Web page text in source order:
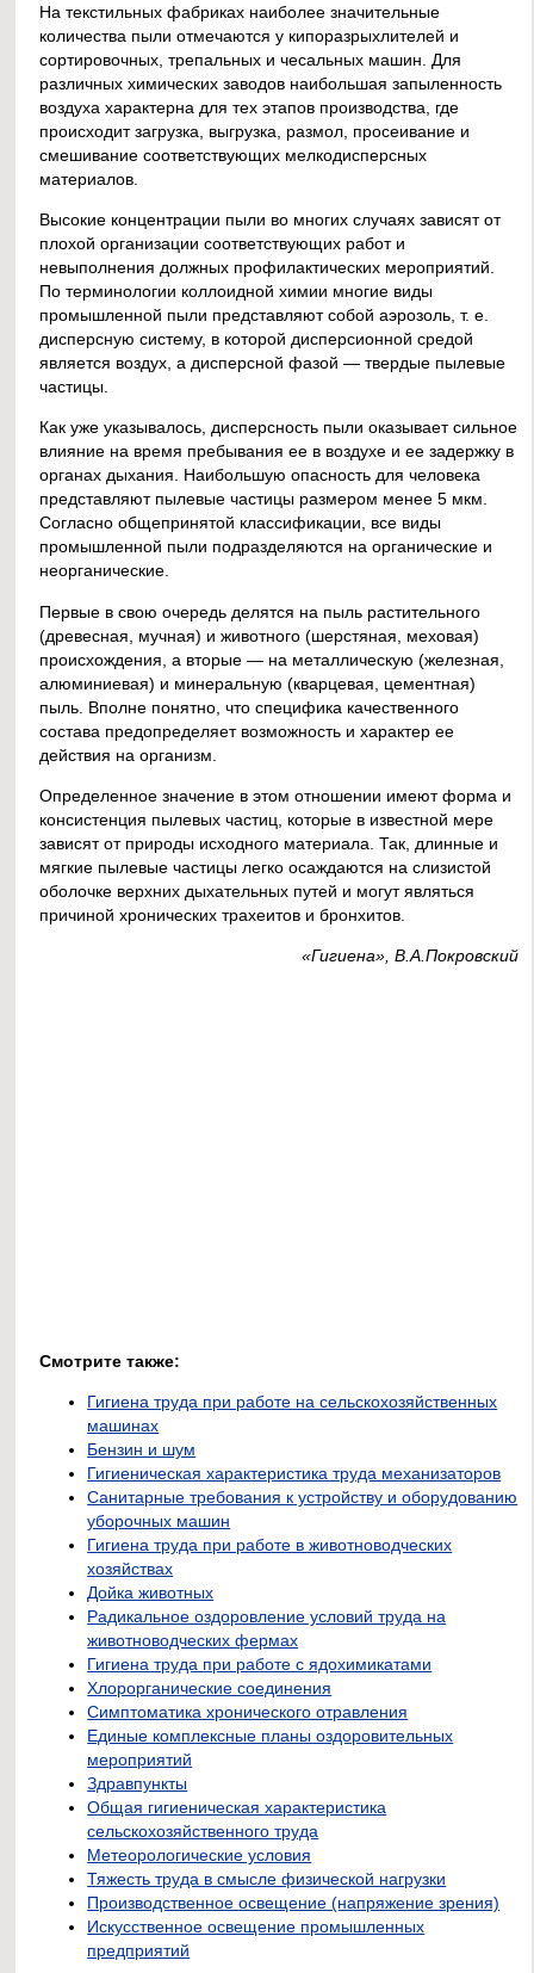
На текстильных фабриках наиболее значительные
количества пыли отмечаются у кипоразрыхлителей и
сортировочных, трепальных и чесальных машин. Для
различных химических заводов наибольшая запыленность
воздуха характерна для тех этапов производства, где
происходит загрузка, выгрузка, размол, просеивание и
смешивание соответствующих мелкодисперсных
материалов.
Высокие концентрации пыли во многих случаях зависят от
плохой организации соответствующих работ и
невыполнения должных профилактических мероприятий.
По терминологии коллоидной химии многие виды
промышленной пыли представляют собой аэрозоль, т. е.
дисперсную систему, в которой дисперсионной средой
является воздух, а дисперсной фазой — твердые пылевые
частицы.
Как уже указывалось, дисперсность пыли оказывает сильное
влияние на время пребывания ее в воздухе и ее задержку в
органах дыхания. Наибольшую опасность для человека
представляют пылевые частицы размером менее 5 мкм.
Согласно общепринятой классификации, все виды
промышленной пыли подразделяются на органические и
неорганические.
Первые в свою очередь делятся на пыль растительного
(древесная, мучная) и животного (шерстяная, меховая)
происхождения, а вторые — на металлическую (железная,
алюминиевая) и минеральную (кварцевая, цементная)
пыль. Вполне понятно, что специфика качественного
состава предопределяет возможность и характер ее
действия на организм.
Определенное значение в этом отношении имеют форма и
консистенция пылевых частиц, которые в известной мере
зависят от природы исходного материала. Так, длинные и
мягкие пылевые частицы легко осаждаются на слизистой
оболочке верхних дыхательных путей и могут являться
причиной хронических трахеитов и бронхитов.
«Гигиена», В.А.Покровский
Смотрите также:
Гигиена труда при работе на сельскохозяйственных
машинах
Бензин и шум
Гигиеническая характеристика труда механизаторов
Санитарные требования к устройству и оборудованию
уборочных машин
Гигиена труда при работе в животноводческих
хозяйствах
Дойка животных
Радикальное оздоровление условий труда на
животноводческих фермах
Гигиена труда при работе с ядохимикатами
Хлорорганические соединения
Симптоматика хронического отравления
Единые комплексные планы оздоровительных
мероприятий
Здравпункты
Общая гигиеническая характеристика
сельскохозяйственного труда
Метеорологические условия
Тяжесть труда в смысле физической нагрузки
Производственное освещение (напряжение зрения)
Искусственное освещение промышленных
предприятий